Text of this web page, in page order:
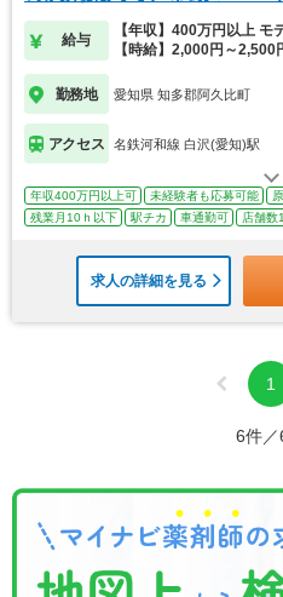
給与
【年収】400万円以上 モ
【時給】2,000円～2,500
勤務地 愛知県 知多郡阿久比町
アクセス 名鉄河和線 白沢(愛知)駅
年収400万円以上可 未経験者も応募可能
残業月10ｈ以下
駅チカ 車通勤可 店舗数
求人の詳細を見る
1
6件／